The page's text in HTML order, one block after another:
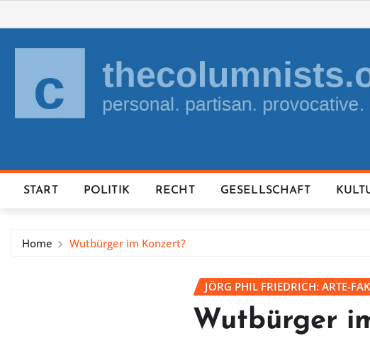
to
content
START POLITIK RECHT GESELLSCHAFT
Home Wutbürger im Konzert?
JÖRG PHIL FRIEDRICH: ARTE-
Wutbürger